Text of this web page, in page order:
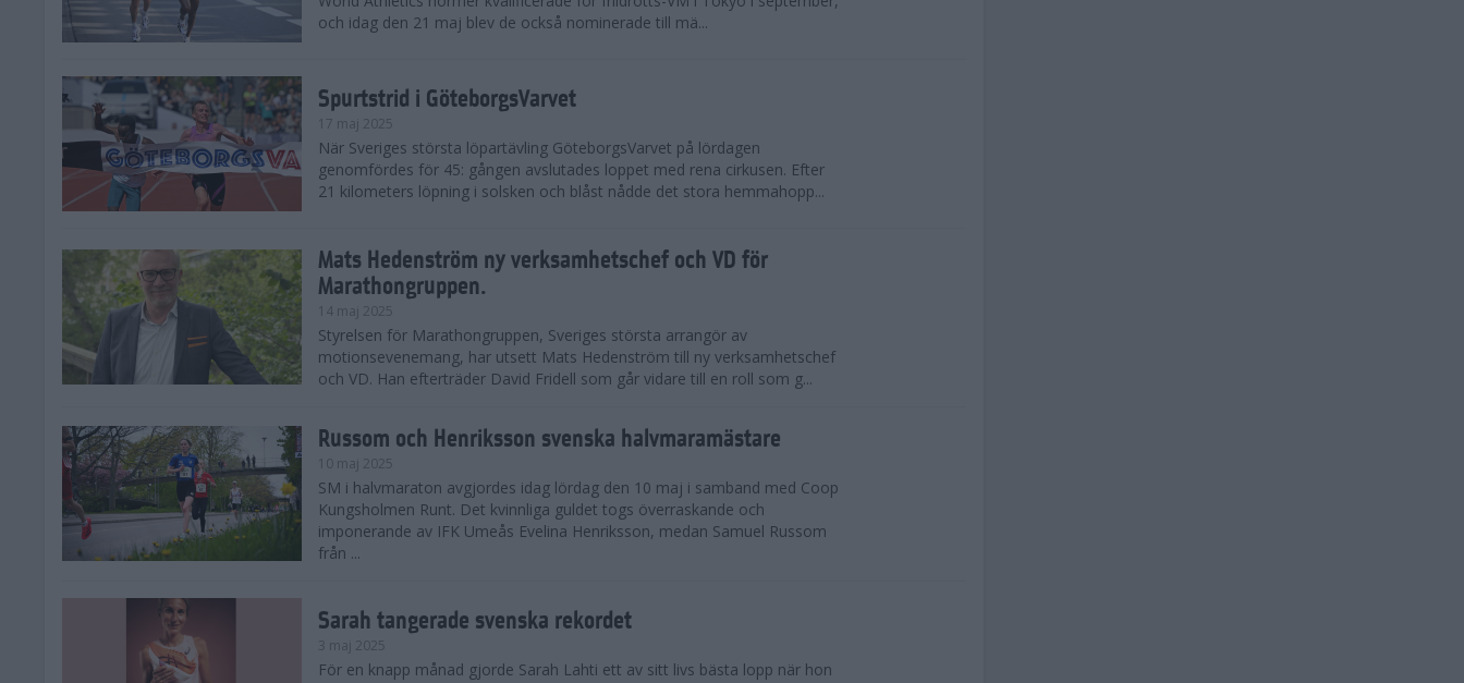
och idag den 21 maj blev de också nominerade till mä...
Spurtstrid i GöteborgsVarvet
17 maj 2025
När Sveriges största löpartävling GöteborgsVarvet på lördagen
genomfördes för 45: gången avslutades loppet med rena cirkusen. Efter
21 kilometers löpning i solsken och blåst nådde det stora hemmahopp...
Mats Hedenström ny verksamhetschef och VD för
Marathongruppen.
14 maj 2025
Styrelsen för Marathongruppen, Sveriges största arrangör av
motionsevenemang, har utsett Mats Hedenström till ny verksamhetschef
och VD. Han efterträder David Fridell som går vidare till en roll som g...
Russom och Henriksson svenska halvmaramästare
10 maj 2025
SM i halvmaraton avgjordes idag lördag den 10 maj i samband med Coop
Kungsholmen Runt. Det kvinnliga guldet togs överraskande och
imponerande av IFK Umeås Evelina Henriksson, medan Samuel Russom
från ...
Sarah tangerade svenska rekordet
3 maj 2025
För en knapp månad gjorde Sarah Lahti ett av sitt livs bästa lopp när hon